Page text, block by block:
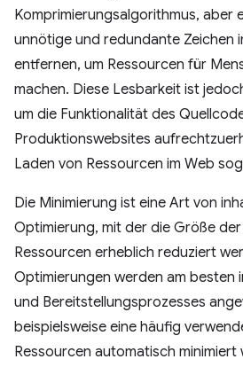
Komprimierungsalgorithmus, aber
unnötige und redundante Zeichen
entfernen, um Ressourcen für
machen. Diese Lesbarkeit ist
um die Funktionalität des
Produktionswebsites
Laden von Ressourcen im Web
Die Minimierung ist eine Art von
Optimierung, mit der die Größe
Ressourcen erheblich reduziert
Optimierungen werden am besten
und Bereitstellungsprozesses
beispielsweise eine häufig
Ressourcen automatisch minimiert